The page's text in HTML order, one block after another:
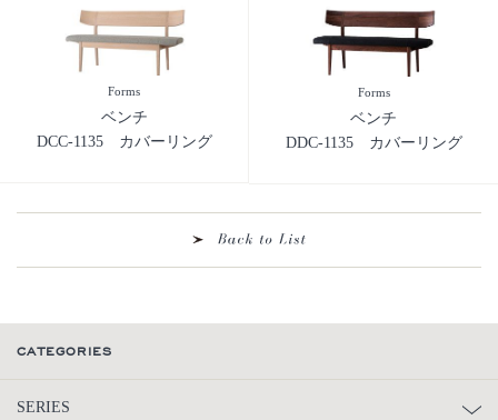
Forms
ベンチ
DCC-1135 カバーリング
Forms
ベンチ
DDC-1135 カバーリング
CATEGORIES
SERIES